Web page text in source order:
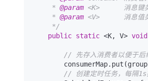
     *
@param <K>      消息键
     *
@param <V>      消息值
     */
public static <K, V> void
// 先存入消费者以便于后
// 创建定时任务，每隔1s